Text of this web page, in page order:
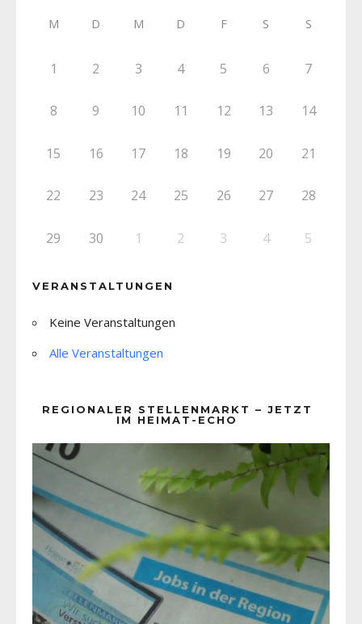
M D M D F S S
1 2 3 4 5 6 7
8 9 10 11 12 13 14
15 16 17 18 19 20 21
22 23 24 25 26 27 28
29 30 1 2 3 4 5
VERANSTALTUNGEN
Keine Veranstaltungen
Alle Veranstaltungen
REGIONALER STELLENMARKT – JETZT
IM HEIMAT-ECHO
Player